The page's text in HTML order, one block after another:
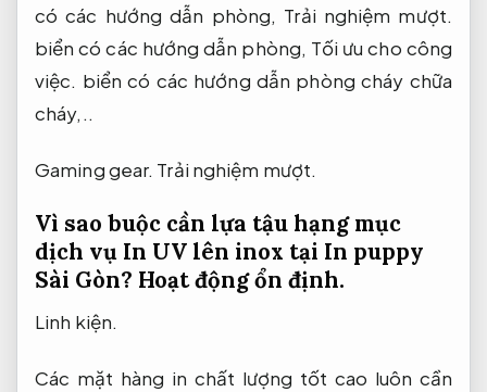
có các hướng dẫn phòng, Trải nghiệm mượt.
biển có các hướng dẫn phòng, Tối ưu cho công
việc. biển có các hướng dẫn phòng cháy chữa
cháy,..
Gaming gear. Trải nghiệm mượt.
Vì sao buộc cần lựa tậu hạng mục
dịch vụ In UV lên inox tại In puppy
Sài Gòn? Hoạt động ổn định.
Linh kiện.
Các mặt hàng in chất lượng tốt cao luôn cần